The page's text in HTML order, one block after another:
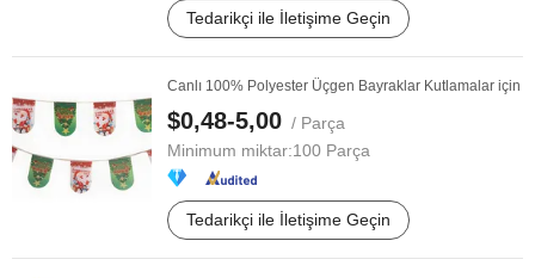
Tedarikçi ile İletişime Geçin
Canlı 100% Polyester Üçgen Bayraklar Kutlamalar için
$0,48-5,00 / Parça
Minimum miktar:100 Parça
Tedarikçi ile İletişime Geçin